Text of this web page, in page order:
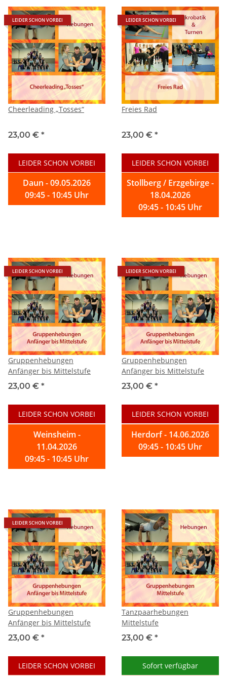
LEIDER SCHON VORBEI
Cheerleading „Tosses“
23,00 € *
LEIDER SCHON VORBEI
Daun - 09.05.2026
09:45 - 10:45 Uhr
LEIDER SCHON VORBEI
Freies Rad
23,00 € *
LEIDER SCHON VORBEI
Stollberg / Erzgebirge -
18.04.2026
09:45 - 10:45 Uhr
LEIDER SCHON VORBEI
Gruppenhebungen
Anfänger bis Mittelstufe
23,00 € *
LEIDER SCHON VORBEI
Weinsheim -
11.04.2026
09:45 - 10:45 Uhr
LEIDER SCHON VORBEI
Gruppenhebungen
Anfänger bis Mittelstufe
23,00 € *
LEIDER SCHON VORBEI
Herdorf - 14.06.2026
09:45 - 10:45 Uhr
LEIDER SCHON VORBEI
Gruppenhebungen
Anfänger bis Mittelstufe
23,00 € *
LEIDER SCHON VORBEI
Tanzpaarhebungen
Mittelstufe
23,00 € *
Sofort verfügbar